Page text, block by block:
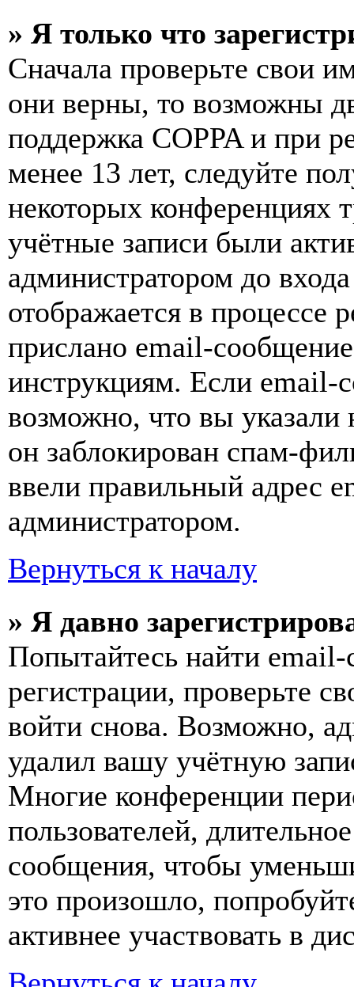
» Я только что
Сначала проверьте свои
они верны, то возможны
поддержка COPPA и при
менее 13 лет, следуйте
некоторых конференциях
учётные записи были
администратором до
отображается в процессе
прислано email-
инструкциям. Если email-
возможно, что вы
он заблокирован спам-
ввели правильный адрес
администратором.
Вернуться к началу
» Я давно
Попытайтесь найти
регистрации, проверьте
войти снова. Возможно,
удалил вашу учётную
Многие конференции
пользователей,
сообщения, чтобы
это произошло,
активнее участвовать в